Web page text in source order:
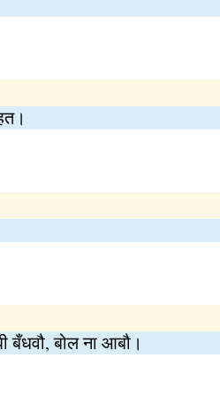
बँधवौ, बोल ना आबौ।